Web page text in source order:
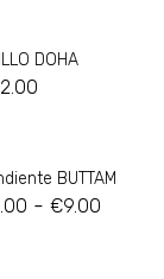
DOHA
BUTTAM
- €9.00